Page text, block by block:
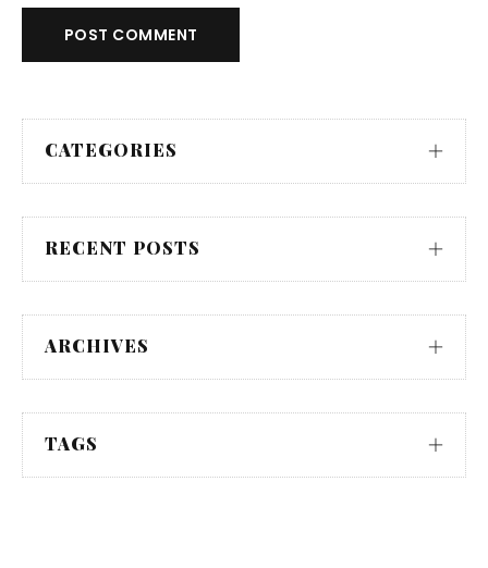
POST COMMENT
CATEGORIES
RECENT POSTS
ARCHIVES
TAGS